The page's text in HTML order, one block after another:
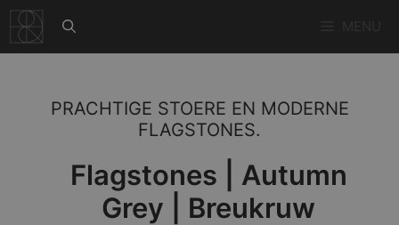
naar
de
PRACHTIGE STOERE EN MODERNE
FLAGSTONES.
Flagstones | Autumn
Grey | Breukruw